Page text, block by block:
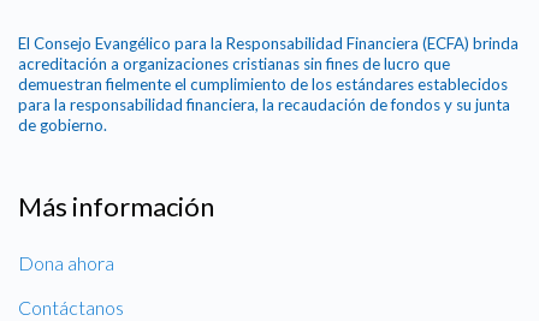
El Consejo Evangélico para la Responsabilidad Financiera (ECFA) brinda
acreditación a organizaciones cristianas sin fines de lucro que
demuestran fielmente el cumplimiento de los estándares establecidos
para la responsabilidad financiera, la recaudación de fondos y su junta
de gobierno.
Más información
Dona ahora
Contáctanos